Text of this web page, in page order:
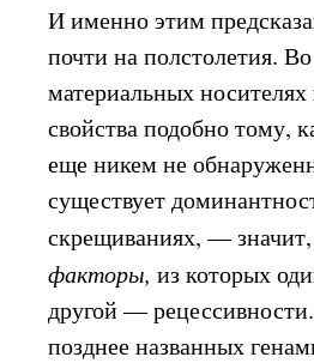
И именно этим
почти на полстолетия.
материальных
свойства подобно тому,
еще никем не
существует
скрещиваниях, —
факторы,из которых
другой —
позднее названных